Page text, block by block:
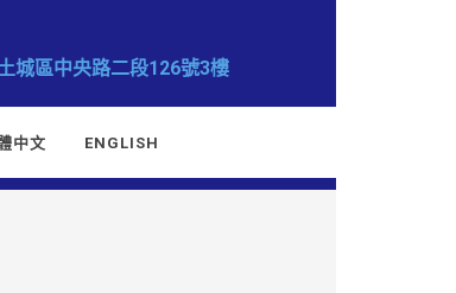
城區中央路二段126號3樓
中文 ENGLISH